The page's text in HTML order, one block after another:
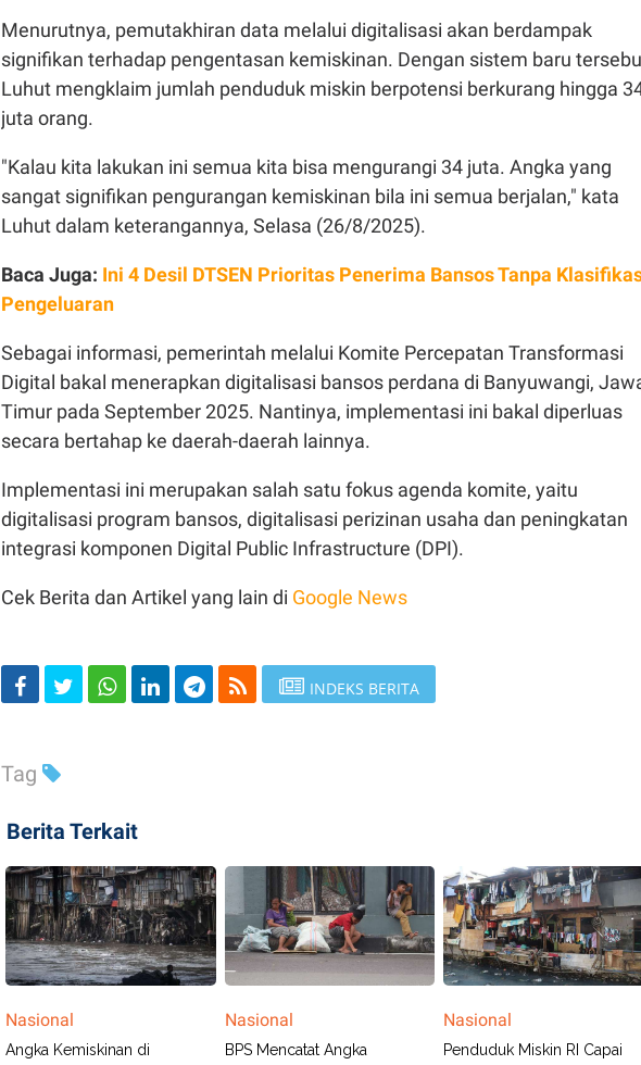
Menurutnya, pemutakhiran data melalui digitalisasi akan berdampak
signifikan terhadap pengentasan kemiskinan. Dengan sistem baru
Luhut mengklaim jumlah penduduk miskin berpotensi berkurang hingga
juta orang.
"Kalau kita lakukan ini semua kita bisa mengurangi 34 juta. Angka yang
sangat signifikan pengurangan kemiskinan bila ini semua berjalan," kata
Luhut dalam keterangannya, Selasa (26/8/2025).
Baca Juga: Ini 4 Desil DTSEN Prioritas Penerima Bansos Tanpa
Pengeluaran
Sebagai informasi, pemerintah melalui Komite Percepatan Transformasi
Digital bakal menerapkan digitalisasi bansos perdana di Banyuwangi,
Timur pada September 2025. Nantinya, implementasi ini bakal diperluas
secara bertahap ke daerah-daerah lainnya.
Implementasi ini merupakan salah satu fokus agenda komite, yaitu
digitalisasi program bansos, digitalisasi perizinan usaha dan peningkatan
integrasi komponen Digital Public Infrastructure (DPI).
Cek Berita dan Artikel yang lain di Google News
INDEKS BERITA
Tag
Berita Terkait
Nasional
Angka Kemiskinan di
Nasional
BPS Mencatat Angka
Nasional
Penduduk Miskin RI Capai